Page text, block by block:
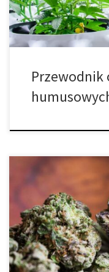
leonardyt, jakie są […]
Przewodnik
Jak uniknąć uzyskania
przez chwilę o zimnej
będzie tak dobra, jak
Dokładnie takie są
bezużyteczne, ale nie
Podobnie jak